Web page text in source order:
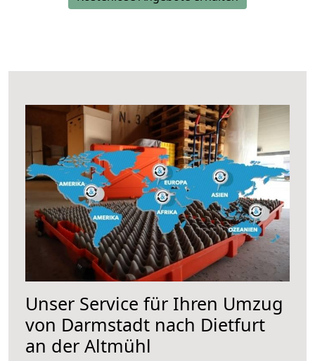
Unser Service für Ihren Umzug
von Darmstadt nach Dietfurt
an der Altmühl